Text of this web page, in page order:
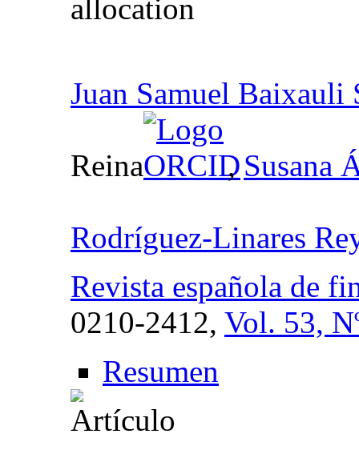
allocation
Juan Samuel Baixauli
Reina ,Susana
Rodríguez-Linares
Revista española de
0210-2412, Vol. 53,
Resumen